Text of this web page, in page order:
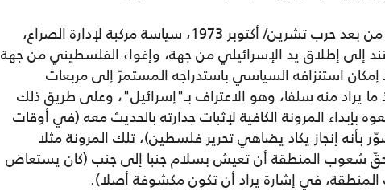
استخدمت الإدارات الأمريكية المتعاقبة من بعد حرب تشرين/ أكتوبر 1973، سياسة مركبة لإدارة الصراع،
إلى إطلاق يد الإسرائيلي من جهة، وإغواء الفلسطيني من جهة
استنزافه السياسي باستدراجه المستمرّ إلى مربعات
ما يراد منه سلفا، وهو الاعتراف بـ"إسرائيل"، وعلى طريق ذلك
بإبداء المرونة الكافية لإثبات جدارته بالحديث معه (في أوقات
بأنه إنجاز يكاد يضاهي تحرير فلسطين)، تلك المرونة مثلا
242، أو التصريح بحقّ شعوب المنطقة أن تعيش بسلام جنبا إلى جنب (كان يستعاض
في إشارة يراد أن تكون مكشوفة أصلا).